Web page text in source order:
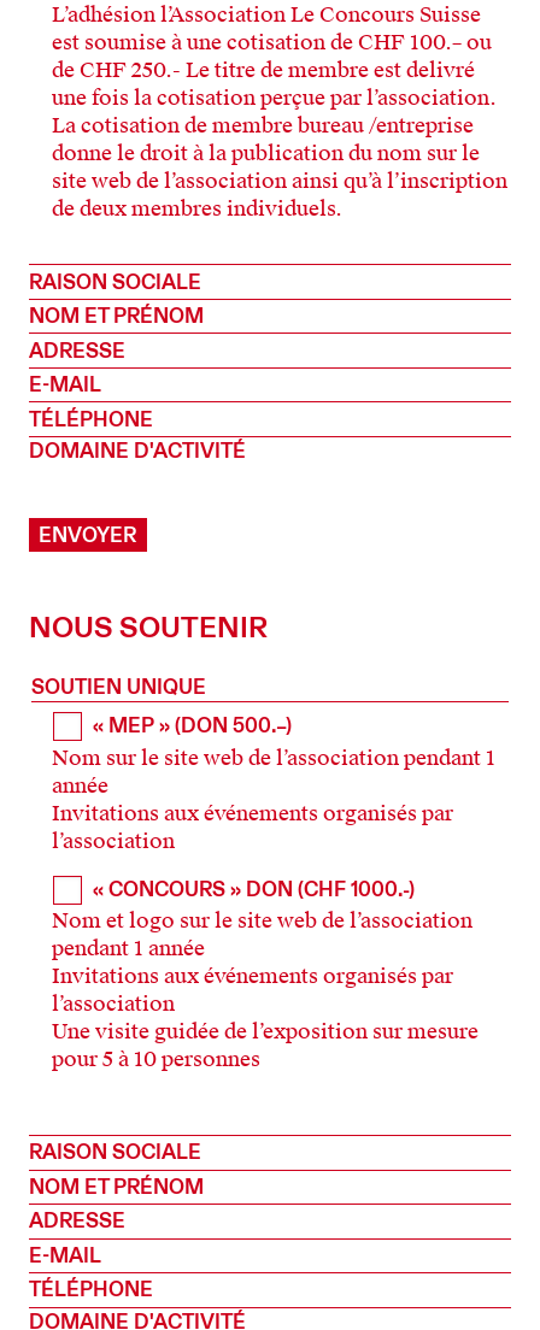
L’adhésion l’Association Le Concours Suisse
est soumise à une cotisation de CHF 100.– ou
de CHF 250.- Le titre de membre est delivré
une fois la cotisation perçue par l’association.
La cotisation de membre bureau /entreprise
donne le droit à la publication du nom sur le
site web de l’association ainsi qu’à l’inscription
de deux membres individuels.
RAISON SOCIALE
NOM ET PRÉNOM
ADRESSE
E-MAIL
TÉLÉPHONE
DOMAINE D'ACTIVITÉ
NOUS SOUTENIR
SOUTIEN UNIQUE
« MEP » (DON 500.–)
Nom sur le site web de l’association pendant 1
année
Invitations aux événements organisés par
l’association
« CONCOURS » DON (CHF 1000.-)
Nom et logo sur le site web de l’association
pendant 1 année
Invitations aux événements organisés par
l’association
Une visite guidée de l’exposition sur mesure
pour 5 à 10 personnes
RAISON SOCIALE
NOM ET PRÉNOM
ADRESSE
E-MAIL
TÉLÉPHONE
DOMAINE D'ACTIVITÉ